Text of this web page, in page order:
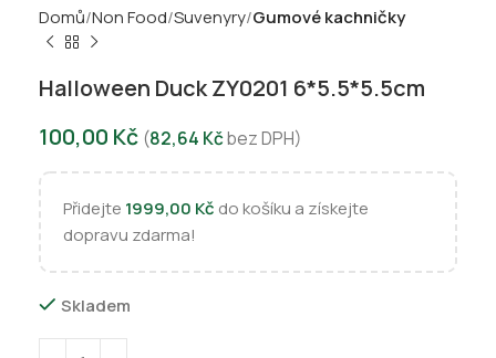
Domů Non Food Suvenyry Gumové kachničky
Halloween Duck ZY0201 6*5.5*5.5cm
100,00 Kč (82,64 Kčbez DPH)
Přidejte 1999,00 Kč do košíku a získejte
dopravu zdarma!
Skladem